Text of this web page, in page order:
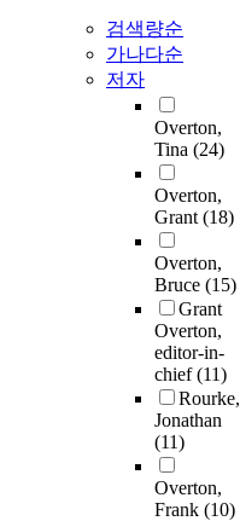
검색량순
가나다순
저자
Overton,
Tina (24)
Overton,
Grant(18)
Overton,
Bruce (15)
Grant
Overton,
editor-in-
chief(11)
Rourke,
Jonathan
(11)
Overton,
Frank (10)